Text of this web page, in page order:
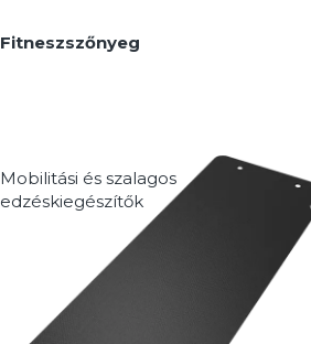
Fitneszszőnyeg
Mobilitási és szalagos
edzéskiegészítők